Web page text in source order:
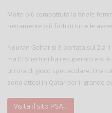
Molto più combattuta la finale
nettamente più forti di tutte le
Nouran Gohar si è portata sul 2 a
ma El Sherbini ha recuperato e si
un'ora di gioco spettacolare. Ora
sono attesi in Qatar per il grande
Visita il sito PSA...